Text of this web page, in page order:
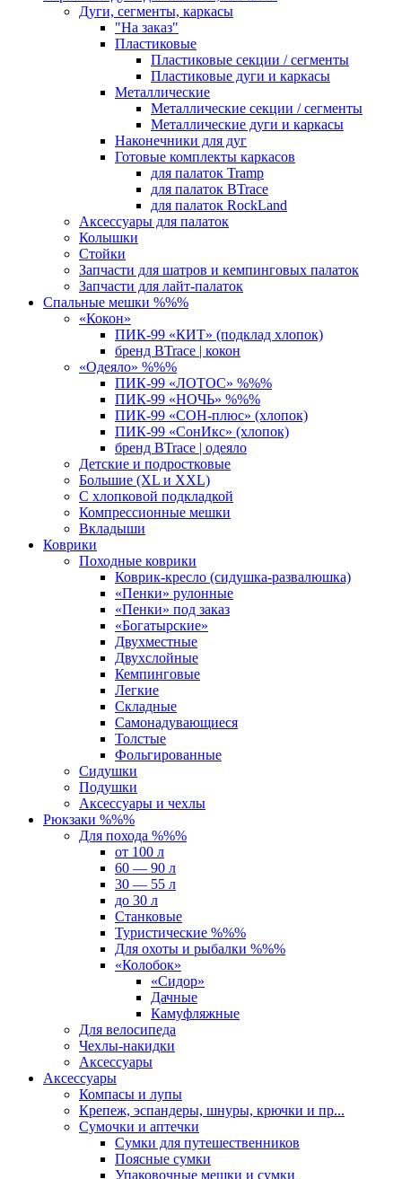
Дуги, сегменты, каркасы
"На заказ"
Пластиковые
Пластиковые секции / сегменты
Пластиковые дуги и каркасы
Металлические
Металлические секции / сегменты
Металлические дуги и каркасы
Наконечники для дуг
Готовые комплекты каркасов
для палаток Tramp
для палаток BTrace
для палаток RockLand
Аксессуары для палаток
Колышки
Стойки
Запчасти для шатров и кемпинговых палаток
Запчасти для лайт-палаток
Спальные мешки %%%
«Кокон»
ПИК-99 «КИТ» (подклад хлопок)
бренд BTrace | кокон
«Одеяло» %%%
ПИК-99 «ЛОТОС» %%%
ПИК-99 «НОЧЬ» %%%
ПИК-99 «СОН-плюс» (хлопок)
ПИК-99 «СонИкс» (хлопок)
бренд BTrace | одеяло
Детские и подростковые
Большие (XL и XXL)
С хлопковой подкладкой
Компрессионные мешки
Вкладыши
Коврики
Походные коврики
Коврик-кресло (сидушка-развалюшка)
«Пенки» рулонные
«Пенки» под заказ
«Богатырские»
Двухместные
Двухслойные
Кемпинговые
Легкие
Складные
Самонадувающиеся
Толстые
Фольгированные
Сидушки
Подушки
Аксессуары и чехлы
Рюкзаки %%%
Для похода %%%
от 100 л
60 — 90 л
30 — 55 л
до 30 л
Станковые
Туристические %%%
Для охоты и рыбалки %%%
«Колобок»
«Сидор»
Дачные
Камуфляжные
Для велосипеда
Чехлы-накидки
Аксессуары
Аксессуары
Компасы и лупы
Крепеж, эспандеры, шнуры, крючки и пр...
Сумочки и аптечки
Сумки для путешественников
Поясные сумки
Упаковочные мешки и сумки